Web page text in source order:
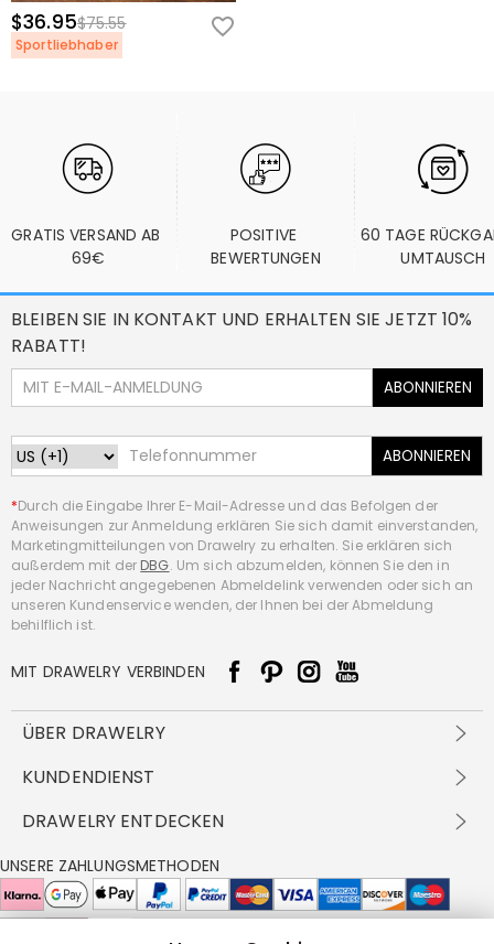
$36.95$75.55
Sportliebhaber
GRATIS VERSAND AB
69€
POSITIVE
BEWERTUNGEN
60 TAGE
UMTAUSCH
BLEIBEN SIE IN KONTAKT UND ERHALTEN SIE JETZT 10%
RABATT!
ABONNIEREN
ABONNIEREN
*Durch die Eingabe Ihrer E-Mail-Adresse und das Befolgen der
Anweisungen zur Anmeldung erklären Sie sich damit einverstanden,
Marketingmitteilungen von Drawelry zu erhalten. Sie erklären sich
außerdem mit der DBG. Um sich abzumelden, können Sie den in
jeder Nachricht angegebenen Abmeldelink verwenden oder sich an
unseren Kundenservice wenden, der Ihnen bei der Abmeldung
behilflich ist.
MIT DRAWELRY VERBINDEN
ÜBER DRAWELRY
Über Uns
DBG
FAQ
Cookie-Richtlinie
KUNDENDIENST
Versandbedingungen
Rückgabe & Umtausch
Pflegehinweis
DRAWELRY ENTDECKEN
Großhandelsangebot
Drawelry Prime
Bonusprogramm
UNSERE ZAHLUNGSMETHODEN